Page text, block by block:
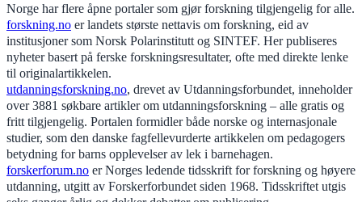
Norge har flere åpne portaler som gjør forskning tilgjengelig for alle.
forskning.no er landets største nettavis om forskning, eid av
institusjoner som Norsk Polarinstitutt og SINTEF. Her publiseres
nyheter basert på ferske forskningsresultater, ofte med direkte lenke
til originalartikkelen.
utdanningsforskning.no, drevet av Utdanningsforbundet, inneholder
over 3881 søkbare artikler om utdanningsforskning – alle gratis og
fritt tilgjengelig. Portalen formidler både norske og internasjonale
studier, som den danske fagfellevurderte artikkelen om pedagogers
betydning for barns opplevelser av lek i barnehagen.
forskerforum.no er Norges ledende tidsskrift for forskning og høyere
utdanning, utgitt av Forskerforbundet siden 1968. Tidsskriftet utgis